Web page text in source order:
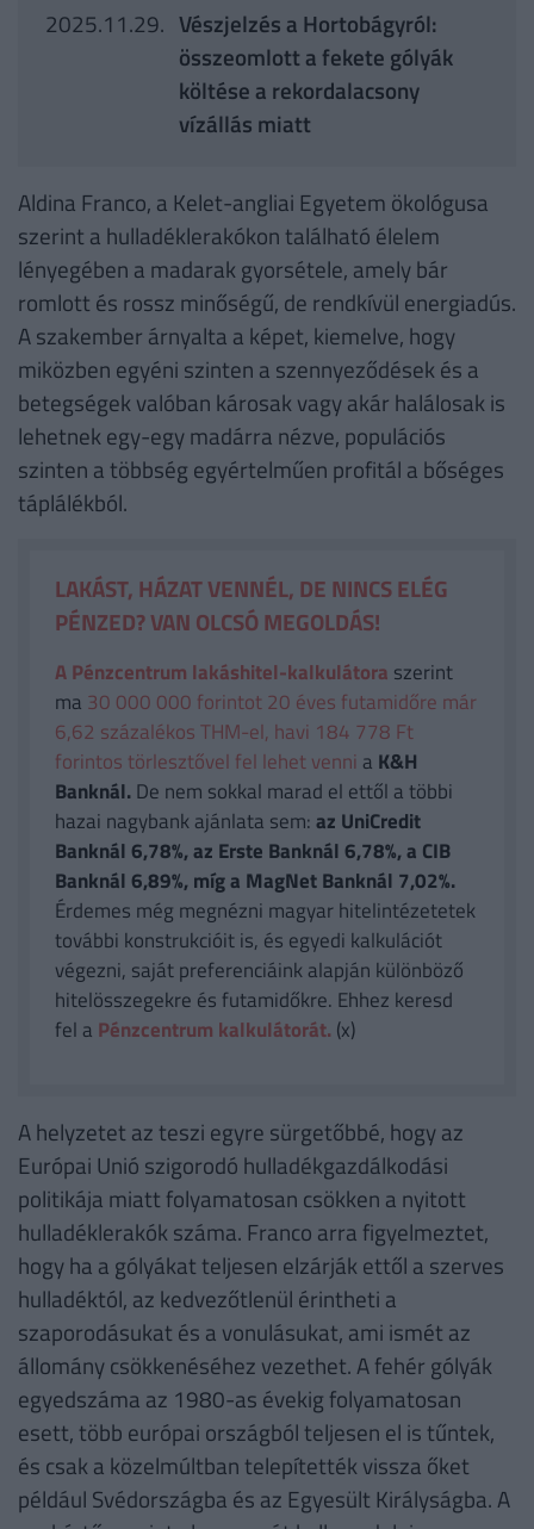
2025.11.29. Vészjelzés a Hortobágyról:
összeomlott a fekete gólyák
költése a rekordalacsony
vízállás miatt
Aldina Franco, a Kelet-angliai Egyetem ökológusa
szerint a hulladéklerakókon található élelem
lényegében a madarak gyorsétele, amely bár
romlott és rossz minőségű, de rendkívül energiadús.
A szakember árnyalta a képet, kiemelve, hogy
miközben egyéni szinten a szennyeződések és a
betegségek valóban károsak vagy akár halálosak is
lehetnek egy-egy madárra nézve, populációs
szinten a többség egyértelműen profitál a bőséges
táplálékból.
LAKÁST, HÁZAT VENNÉL, DE NINCS ELÉG
PÉNZED? VAN OLCSÓ MEGOLDÁS!
A Pénzcentrum lakáshitel-kalkulátora szerint
ma 30 000 000 forintot 20 éves futamidőre már
6,62 százalékos THM-el, havi 184 778 Ft
forintos törlesztővel fel lehet venni a K&H
Banknál.De nem sokkal marad el ettől a többi
hazai nagybank ajánlata sem:az UniCredit
Banknál 6,78%, az Erste Banknál 6,78%, a CIB
Banknál 6,89%, míg a MagNet Banknál 7,02%.
Érdemes még megnézni magyar hitelintézetetek
további konstrukcióit is, és egyedi kalkulációt
végezni, saját preferenciáink alapján különböző
hitelösszegekre és futamidőkre. Ehhez keresd
fel a Pénzcentrum kalkulátorát. (x)
A helyzetet az teszi egyre sürgetőbbé, hogy az
Európai Unió szigorodó hulladékgazdálkodási
politikája miatt folyamatosan csökken a nyitott
hulladéklerakók száma. Franco arra figyelmeztet,
hogy ha a gólyákat teljesen elzárják ettől a szerves
hulladéktól, az kedvezőtlenül érintheti a
szaporodásukat és a vonulásukat, ami ismét az
állomány csökkenéséhez vezethet. A fehér gólyák
egyedszáma az 1980-as évekig folyamatosan
esett, több európai országból teljesen el is tűntek,
és csak a közelmúltban telepítették vissza őket
például Svédországba és az Egyesült Királyságba. A